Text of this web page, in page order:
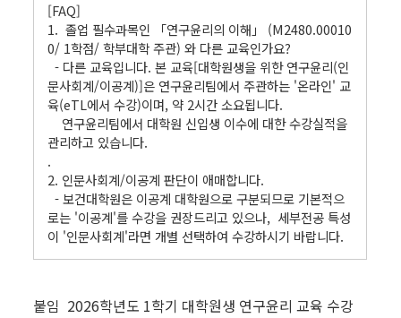
[FAQ]
1. 졸업 필수과목인 「연구윤리의 이해」 (M2480.00010
0/ 1학점/ 학부대학 주관) 와 다른 교육인가요?
- 다른 교육입니다. 본 교육[대학원생을 위한 연구윤리(인
문사회계/이공계)]은 연구윤리팀에서 주관하는 '온라인' 교
육(eTL에서 수강)이며, 약 2시간 소요됩니다.
연구윤리팀에서 대학원 신입생 이수에 대한 수강실적을
관리하고 있습니다.
.
2. 인문사회계/이공계 판단이 애매합니다.
- 보건대학원은 이공계 대학원으로 구분되므로 기본적으
로는 '이공계'를 수강을 권장드리고 있으나, 세부전공 특성
이 '인문사회계'라면 개별 선택하여 수강하시기 바랍니다.
붙임 2026학년도 1학기 대학원생 연구윤리 교육 수강